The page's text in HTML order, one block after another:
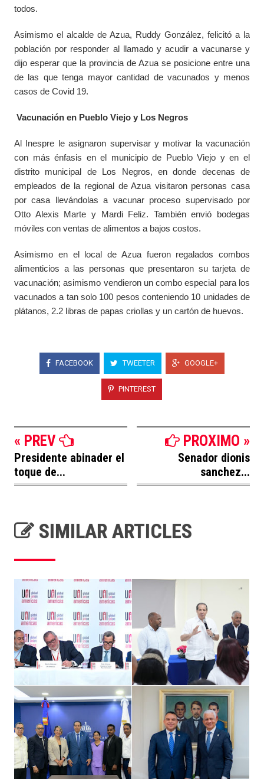
todos.
Asimismo el alcalde de Azua, Ruddy González, felicitó a la
población por responder al llamado y acudir a vacunarse y
dijo esperar que la provincia de Azua se posicione entre una
de las que tenga mayor cantidad de vacunados y menos
casos de Covid 19.
Vacunación en Pueblo Viejo y Los Negros
Al Inespre le asignaron supervisar y motivar la vacunación
con más énfasis en el municipio de Pueblo Viejo y en el
distrito municipal de Los Negros, en donde decenas de
empleados de la regional de Azua visitaron personas casa
por casa llevándolas a vacunar proceso supervisado por
Otto Alexis Marte y Mardi Feliz. También envió bodegas
móviles con ventas de alimentos a bajos costos.
Asimismo en el local de Azua fueron regalados combos
alimenticios a las personas que presentaron su tarjeta de
vacunación; asimismo vendieron un combo especial para los
vacunados a tan solo 100 pesos conteniendo 10 unidades de
plátanos, 2.2 libras de papas criollas y un cartón de huevos.
FACEBOOK TWEETER GOOGLE+
PINTEREST
« PREV
Presidente abinader el
toque de...
PROXIMO »
Senador dionis
sanchez...
SIMILAR ARTICLES